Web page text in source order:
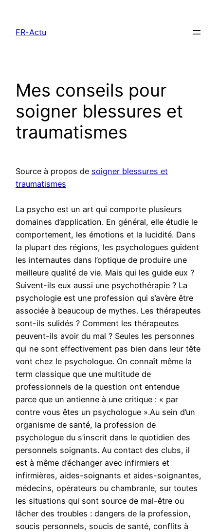
contenu
FR-Actu
Mes conseils pour
soigner blessures et
traumatismes
Source à propos de soigner blessures et
traumatismes
La psycho est un art qui comporte plusieurs
domaines d’application. En général, elle étudie le
comportement, les émotions et la lucidité. Dans
la plupart des régions, les psychologues guident
les internautes dans l’optique de produire une
meilleure qualité de vie. Mais qui les guide eux ?
Suivent-ils eux aussi une psychothérapie ? La
psychologie est une profession qui s’avère être
associée à beaucoup de mythes. Les thérapeutes
sont-ils sulidés ? Comment les thérapeutes
peuvent-ils avoir du mal ? Seules les personnes
qui ne sont effectivement pas bien dans leur tête
vont chez le psychologue. On connaît même la
term classique que une multitude de
professionnels de la question ont entendue
parce que un antienne à une critique : « par
contre vous êtes un psychologue ».Au sein d’un
organisme de santé, la profession de
psychologue du s’inscrit dans le quotidien des
personnels soignants. Au contact des clubs, il
est à même d’échanger avec infirmiers et
infirmières, aides-soignants et aides-soignantes,
médecins, opérateurs ou chambranle, sur toutes
les situations qui sont source de mal-être ou
lâcher des troubles : dangers de la profession,
soucis personnels, soucis de santé, conflits à